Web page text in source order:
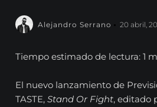
Alejandro Serrano 20 abril,
Tiempo estimado de lectura: 1
El nuevo lanzamiento de
TASTE,Stand Or Fight, editado